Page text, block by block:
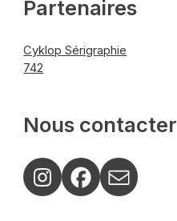
Partenaires
Cyklop Sérigraphie
742
Nous contacter